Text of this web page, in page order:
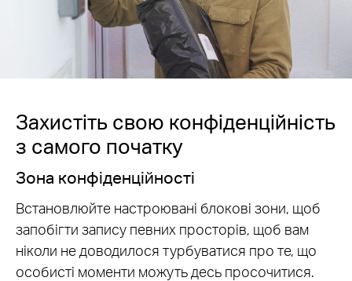
Захистіть свою конфіденційність
з самого початку
Зона конфіденційності
Встановлюйте настроювані блокові зони, щоб
запобігти запису певних просторів, щоб вам
ніколи не доводилося турбуватися про те, що
особисті моменти можуть десь просочитися.